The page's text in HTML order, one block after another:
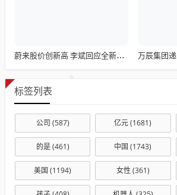
蔚来股价创新高 李斌回应全新ES8定价策略
标签列表
公司 (587) 亿元(1681)
的是(461) 中国 (1743)
美国 (1194) 女性 (361)